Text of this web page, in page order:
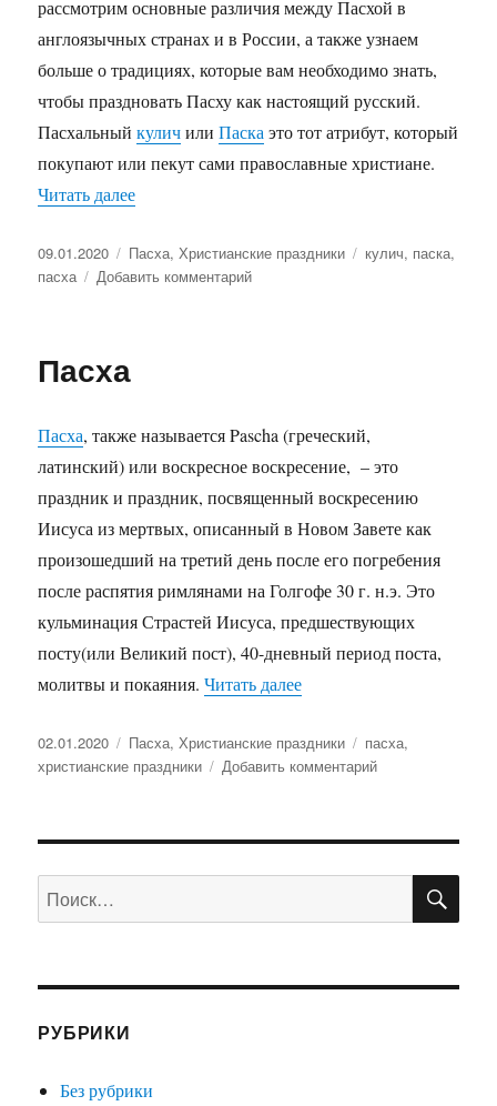
рассмотрим основные различия между Пасхой в
англоязычных странах и в России, а также узнаем
больше о традициях, которые вам необходимо знать,
чтобы праздновать Пасху как настоящий русский.
ПасхальныйкуличилиПаска это тот атрибут, который
покупают или пекут сами православные христиане.
Читать далее
Опубликовано
09.01.2020 Рубрики
Пасха,Христианские праздники Метки
кулич, паска,
пасха
Добавить комментарий
Пасха
Пасха, также называется Pascha (греческий,
латинский) или воскресное воскресение, – это
праздник и праздник, посвященный воскресению
Иисуса из мертвых, описанный в Новом Завете как
произошедший на третий день после его погребения
после распятия римлянами на Голгофе 30 г. н.э. Это
кульминация Страстей Иисуса, предшествующих
посту(или Великий пост), 40-дневный период поста,
молитвы и покаяния. Читать далее
Опубликовано
02.01.2020 Рубрики
Пасха,Христианские праздники Метки
пасха,
христианские праздники
Добавить комментарий
Искать:
РУБРИКИ
Без рубрики